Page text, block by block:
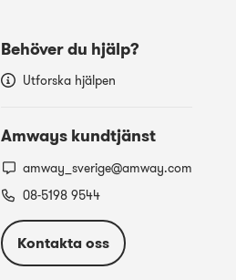
Behöver du hjälp?
Utforska hjälpen
Amways kundtjänst
amway_sverige@amway.com
08-5198 9544
Kontakta oss